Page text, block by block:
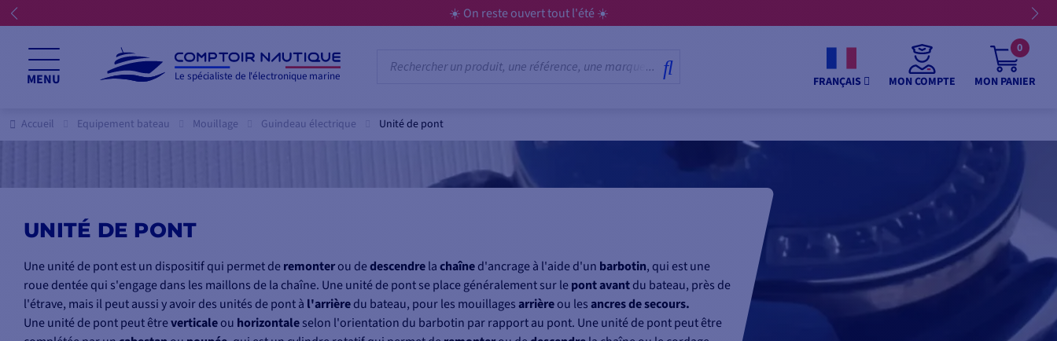
☀️ On reste ouvert tout l'été ☀️
MENU Le spécialiste de l'électronique marine FRANÇAIS MON COMPTE MON PANIER
0
Accueil Equipement bateau Mouillage Guindeau électrique Unité de pont
UNITÉ DE PONT
Une unité de pont est un dispositif qui permet deremonterou dedescendrelachaîned'ancrage à l'aide d'un barbotin, qui est une
roue dentée qui s'engage dans les maillons de la chaîne. Une unité de pont se place généralement sur lepont avantdu bateau, près de
l'étrave, mais il peut aussi y avoir des unités de pont à l'arrièredu bateau, pour les mouillagesarrièreou lesancres de secours.
Une unité de pont peut êtreverticaleou horizontaleselon l'orientation du barbotin par rapport au pont. Une unité de pont peut être